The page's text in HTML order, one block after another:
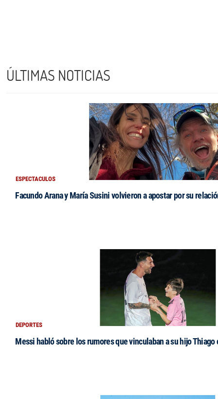
ÚLTIMAS NOTICIAS
ESPECTACULOS
Facundo Arana y María Susini volvieron a apostar por su
DEPORTES
Messi habló sobre los rumores que vinculaban a su hijo Thiago